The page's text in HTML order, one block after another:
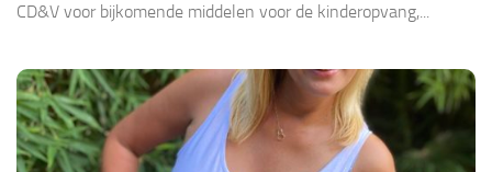
CD&V voor bijkomende middelen voor de kinderopvang,...